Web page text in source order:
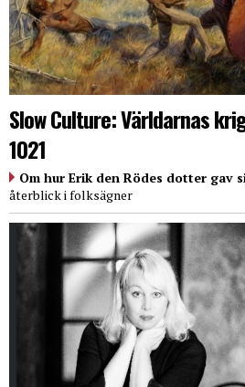
Slow Culture: Världarnas
1021
Om hur Erik den Rödes dotter gav
återblick i folksägner